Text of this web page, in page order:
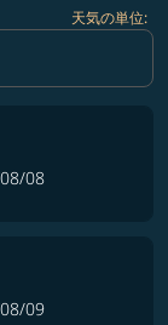
天気の単位:
08
09